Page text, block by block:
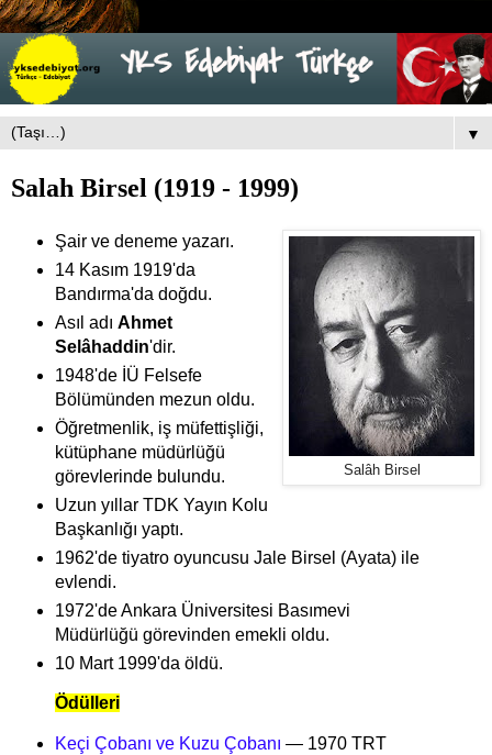
▼
Salah Birsel (1919 - 1999)
Salâh Birsel
Şair ve deneme yazarı.
14 Kasım 1919'da
Bandırma'da doğdu.
Asıl adı Ahmet
Selâhaddin'dir.
1948'de İÜ Felsefe
Bölümünden mezun oldu.
Öğretmenlik, iş müfettişliği,
kütüphane müdürlüğü
görevlerinde bulundu.
Uzun yıllar TDK Yayın Kolu
Başkanlığı yaptı.
1962'de tiyatro oyuncusu Jale Birsel (Ayata) ile
evlendi.
1972'de Ankara Üniversitesi Basımevi
Müdürlüğü görevinden emekli oldu.
10 Mart 1999'da öldü.
Ödülleri
Keçi Çobanı ve Kuzu Çobanı — 1970 TRT